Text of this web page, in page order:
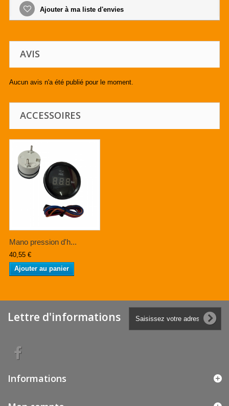
Ajouter à ma liste d'envies
AVIS
Aucun avis n'a été publié pour le moment.
ACCESSOIRES
Mano pression d'h...
40,55 €
Ajouter au panier
Lettre d'informations
Informations